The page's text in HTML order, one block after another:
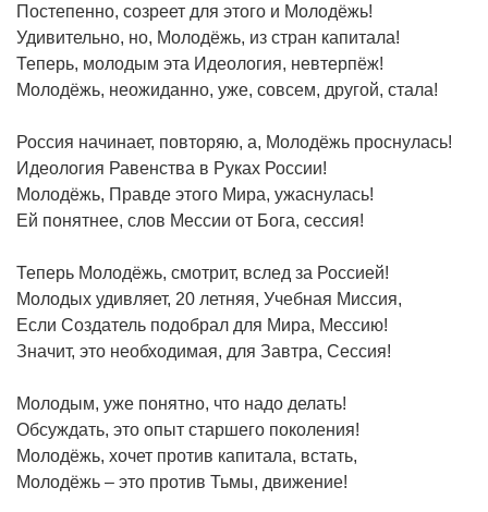
Постепенно, созреет для этого и Молодёжь!
Удивительно, но, Молодёжь, из стран капитала!
Теперь, молодым эта Идеология, невтерпёж!
Молодёжь, неожиданно, уже, совсем, другой, стала!
Россия начинает, повторяю, а, Молодёжь проснулась!
Идеология Равенства в Руках России!
Молодёжь, Правде этого Мира, ужаснулась!
Ей понятнее, слов Мессии от Бога, сессия!
Теперь Молодёжь, смотрит, вслед за Россией!
Молодых удивляет, 20 летняя, Учебная Миссия,
Если Создатель подобрал для Мира, Мессию!
Значит, это необходимая, для Завтра, Сессия!
Молодым, уже понятно, что надо делать!
Обсуждать, это опыт старшего поколения!
Молодёжь, хочет против капитала, встать,
Молодёжь – это против Тьмы, движение!